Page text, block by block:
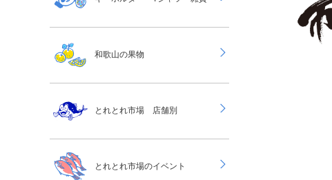
和歌山の果物
とれとれ市場 店舗別
とれとれ市場のイベント